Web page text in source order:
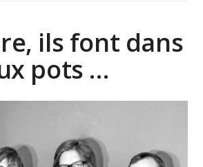
ils font dans
pots …